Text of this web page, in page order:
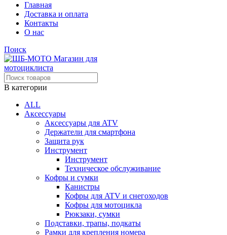
Главная
Доставка и оплата
Контакты
О нас
Поиск
В категории
ALL
Аксессуары
Аксессуары для ATV
Держатели для смартфона
Защита рук
Инструмент
Инструмент
Техническое обслуживание
Кофры и сумки
Канистры
Кофры для ATV и снегоходов
Кофры для мотоцикла
Рюкзаки, сумки
Подставки, трапы, подкаты
Рамки для крепления номера